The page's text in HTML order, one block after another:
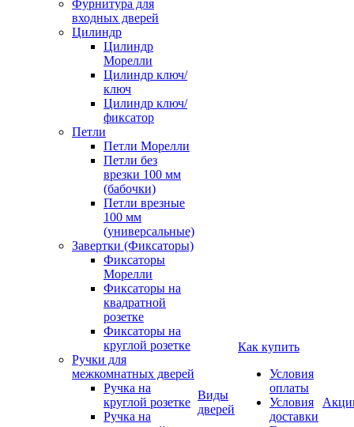
Фурнитура для
входных дверей
Цилиндр
Цилиндр
Морелли
Цилиндр ключ/
ключ
Цилиндр ключ/
фиксатор
Петли
Петли Морелли
Петли без
врезки 100 мм
(бабочки)
Петли врезные
100 мм
(универсальные)
Завертки (Фиксаторы)
Фиксаторы
Морелли
Фиксаторы на
квадратной
розетке
Фиксаторы на
круглой розетке
Ручки для
межкомнатных дверей
Ручка на
круглой розетке
Ручка на
Виды
дверей
Как купить
Условия
оплаты
Условия
доставки